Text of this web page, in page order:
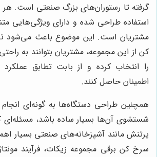
گرفته تا رستوران‌های بزرگ صنعتی است. هر
استفاده طراحی شده و دارای ویژگی‌هایی
مشتریان است. این موضوع باعث می‌شود
کن از این مجموعه، مشتریان بتوانند به
را انتخاب کرده و از بابت تطابق عملکرد
اطمینان حاصل کنند.
همچنین طراحی دستگاه‌ها به گونه‌ای
شستشوی آن‌ها بسیار ساده باشد، مسئله‌ای
پرتنش مانند آشپزخانه‌های صنعتی بسیار
سرخ کن برقی مجموعه زیکات، فرآیند